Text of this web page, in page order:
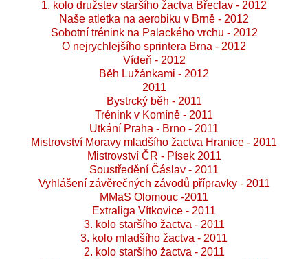
1. kolo družstev staršího žactva Břeclav - 2012
Naše atletka na aerobiku v Brně - 2012
Sobotní trénink na Palackého vrchu - 2012
O nejrychlejšího sprintera Brna - 2012
Vídeň - 2012
Běh Lužánkami - 2012
2011
Bystrcký běh - 2011
Trénink v Komíně - 2011
Utkání Praha - Brno - 2011
Mistrovství Moravy mladšího žactva Hranice - 2011
Mistrovství ČR - Písek 2011
Soustředění Čáslav - 2011
Vyhlášení závěrečných závodů přípravky - 2011
MMaS Olomouc -2011
Extraliga Vítkovice - 2011
3. kolo staršího žactva - 2011
3. kolo mladšího žactva - 2011
2. kolo staršího žactva - 2011